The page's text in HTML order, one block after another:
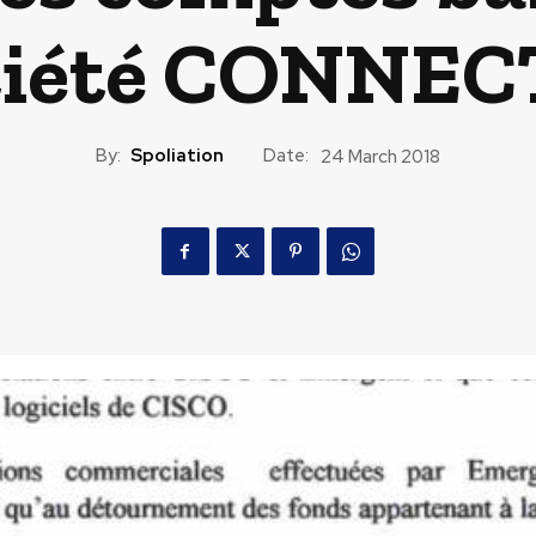
By: Spoliation Date: 24 March 2018